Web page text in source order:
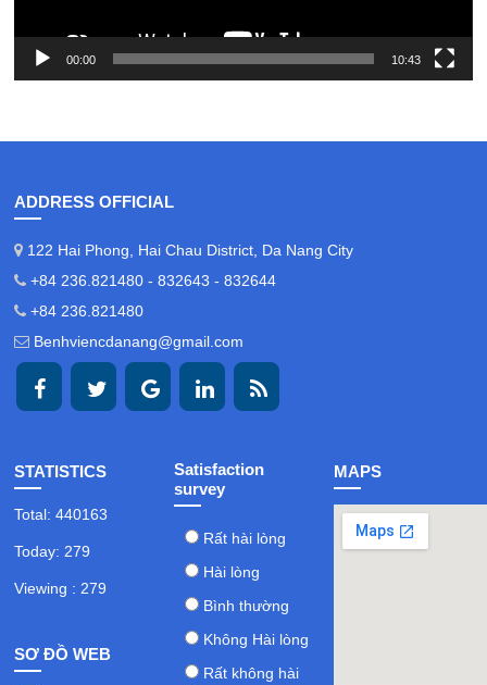
00:00 10:43
ADDRESS OFFICIAL
122 Hai Phong, Hai Chau District, Da Nang City
+84 236.821480 - 832643 - 832644
+84 236.821480
Benhviencdanang@gmail.com
STATISTICS
Total: 440163
Today: 279
Viewing : 279
SƠ ĐỒ WEB
Satisfaction
survey
Rất hài lòng
Hài lòng
Bình thường
Không Hài lòng
Rất không hài
MAPS